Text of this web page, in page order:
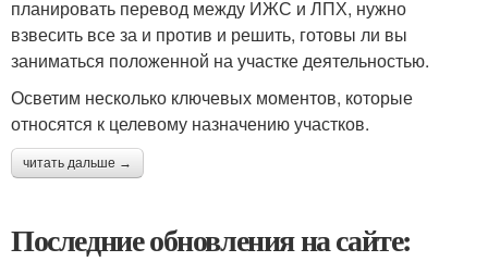
планировать перевод между ИЖС и ЛПХ, нужно
взвесить все за и против и решить, готовы ли вы
заниматься положенной на участке деятельностью.
Осветим несколько ключевых моментов, которые
относятся к целевому назначению участков.
читать дальше →
Последние обновления на сайте: